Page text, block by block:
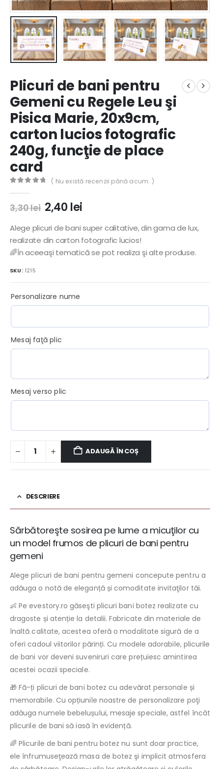
Plicuri de bani pentru
Gemeni cu Regele Leu şi
Pisica Marie, 20x9cm,
carton lucios fotografic
240g, funcţie de place
card
( Nu există recenzii până acum. )
3,30lei Prețul
inițial
a
fost:
3,30 lei.
2,40 leiPrețul
este:
2,40 lei.
Alege plicuri de bani super calitative, din gama de lux,
realizate din carton fotografic lucios!
🌈În aceeaşi tematică se pot realiza şi alte produse.
SKU: 1215
Personalizare nume
Mesaj faţă plic
Mesaj verso plic
ADAUGĂ ÎN COȘ
DESCRIERE
Sărbătoreşte sosirea pe lume a micuţilor cu
un model frumos de plicuri de bani pentru
gemeni
Alege plicuri de bani pentru gemeni concepute pentru a
adăuga o notă de eleganță și comoditate invitaţilor tăi.
👶 Pe evestory.ro găseşti plicuri bani botez realizate cu
dragoste și atenție la detalii. Fabricate din materiale de
înaltă calitate, acestea oferă o modalitate sigură de a
oferi cadoul viitorilor părinți. Cu modele adorabile, plicurile
de bani vor deveni suveniruri care prețuiesc amintirea
acestei ocazii speciale.
🎁 Fă-ți plicuri de bani botez cu adevărat personale și
memorabile. Cu opțiunile noastre de personalizare poţi
adăuga numele bebelușului, mesaje speciale, astfel încât
plicurile de bani să iasă în evidență.
🌈 Plicurile de bani pentru botez nu sunt doar practice,
ele înfrumuseţează masa de botez şi implicit atmosfera